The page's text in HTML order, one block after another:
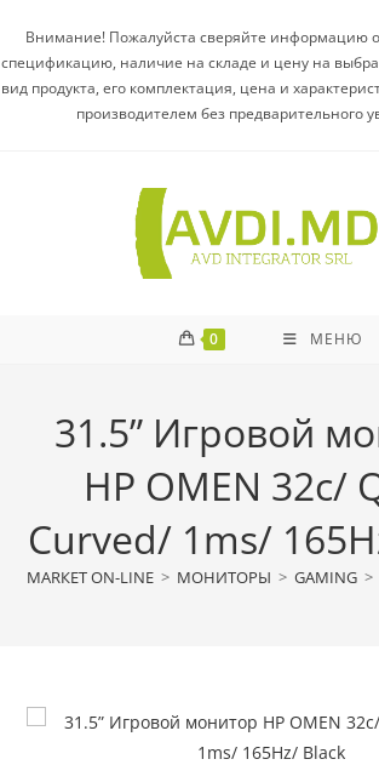
Внимание! Пожалуйста сверяйте информацию о
спецификацию, наличие на складе и цену на
вид продукта, его комплектация, цена и
производителем без предварительного
0 МЕНЮ
31.5” Игровой
HP OMEN 32c/
Curved/ 1ms/
МАRКЕТ ON-LINE > МОНИТОРЫ > GAMING >